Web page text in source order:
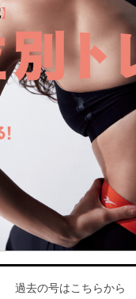
過去の号はこちらから